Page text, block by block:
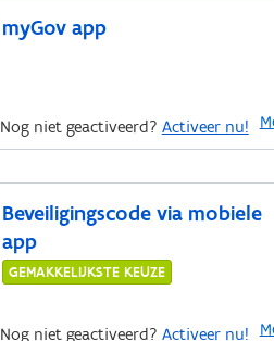
myGov app
Nog niet geactiveerd? Activeer nu!
Beveiligingscode via mobiele
app
GEMAKKELIJKSTE KEUZE
Nog niet geactiveerd? Activeer nu!